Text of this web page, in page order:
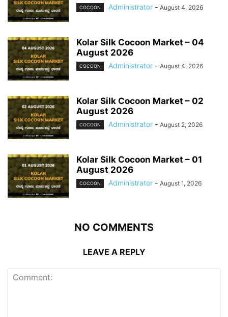
COCOON Administrator - August 4, 2026
Kolar Silk Cocoon Market – 04
August 2026
COCOON Administrator - August 4, 2026
Kolar Silk Cocoon Market – 02
August 2026
COCOON Administrator - August 2, 2026
Kolar Silk Cocoon Market – 01
August 2026
COCOON Administrator - August 1, 2026
NO COMMENTS
LEAVE A REPLY